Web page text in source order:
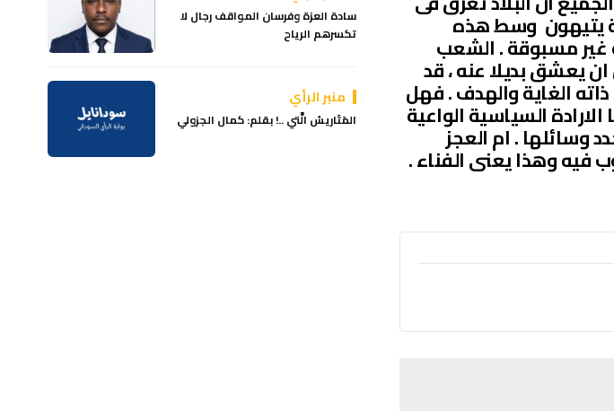
يتيهون وسط هذه
غير مسبوقة . الشعب
يعشق بديلا عنه ، قد
الغاية والهدف . فهل
السياسية الواعية
وسائلها . ام العجز
فيه وهذا يعنى الفناء .
سادة العزة وفرسان المواقف رجال لا
تكسرهم الرياح
منبر الرأي
المَتَاريسُ الَّتي ..! بقلم: كمال الجزولي